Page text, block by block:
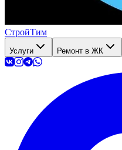
СтройТим
Услуги Ремонт в ЖК